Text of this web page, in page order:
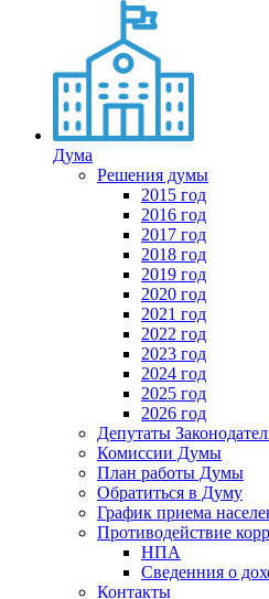
Дума
Решения думы
2015 год
2016 год
2017 год
2018 год
2019 год
2020 год
2021 год
2022 год
2023 год
2024 год
2025 год
2026 год
Депутаты
Комиссии Думы
План работы Думы
Обратиться в Думу
График приема
Противодействие
НПА
Сведенния о
Контакты